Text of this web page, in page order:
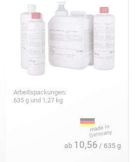
Arbeitspackungen:
635 g und 1,27 kg
ab 10,56 / 635 g